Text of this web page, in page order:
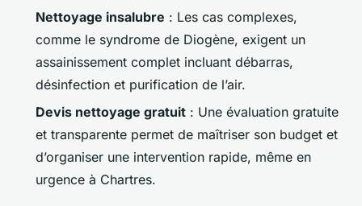
Nettoyage insalubre : Les cas complexes,
comme le syndrome de Diogène, exigent un
assainissement complet incluant débarras,
désinfection et purification de l’air.
Devis nettoyage gratuit : Une évaluation gratuite
et transparente permet de maîtriser son budget et
d’organiser une intervention rapide, même en
urgence à Chartres.